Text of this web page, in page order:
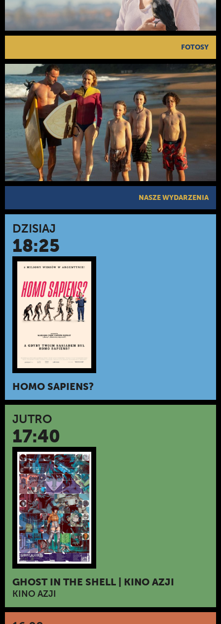
FOTOSY
NASZE WYDARZENIA
DZISIAJ
18:25
HOMO SAPIENS?
JUTRO
17:40
GHOST IN THE SHELL | KINO AZJI
KINO AZJI